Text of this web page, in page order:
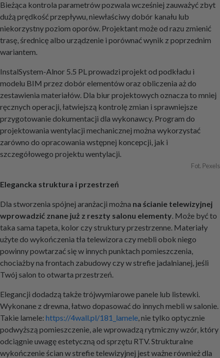
Bieżąca kontrola parametrów pozwala wcześniej zauważyć zbyt
dużą prędkość przepływu, niewłaściwy dobór kanału lub
niekorzystny poziom oporów. Projektant może od razu zmienić
trasę, średnicę albo urządzenie i porównać wynik z poprzednim
wariantem.
InstalSystem-Alnor 5.5 PL prowadzi projekt od podkładu i
modelu BIM przez dobór elementów oraz obliczenia aż do
zestawienia materiałów. Dla biur projektowych oznacza to mniej
ręcznych operacji, łatwiejszą kontrolę zmian i sprawniejsze
przygotowanie dokumentacji dla wykonawcy. Program do
projektowania wentylacji mechanicznej można wykorzystać
zarówno do opracowania wstępnej koncepcji, jak i
szczegółowego projektu wentylacji.
Fot. Pexels
Elegancka struktura i przestrzeń
Dla stworzenia spójnej aranżacji można na ścianie telewizyjnej
wprowadzić znane już z reszty salonu elementy. Może być to
taka sama tapeta, kolor czy struktury przestrzenne. Materiały
użyte do wykończenia tła telewizora czy mebli obok niego
powinny powtarzać się w innych punktach pomieszczenia,
chociażby na frontach zabudowy czy w strefie jadalnianej, jeśli
Twój salon to otwarta przestrzeń.
Elegancji dodadzą także trójwymiarowe panele lub listewki.
Wykonane z drewna, łatwo dopasować do innych mebli w salonie.
Takie lamele: https://4wall.pl/181_lamele, nie tylko optycznie
podwyższą pomieszczenie, ale wprowadzą rytmiczny wzór, który
odciągnie uwagę estetyczną od sprzętu RTV. Strukturalne
wykończenie ścian w strefie telewizyjnej jest ważne również dla